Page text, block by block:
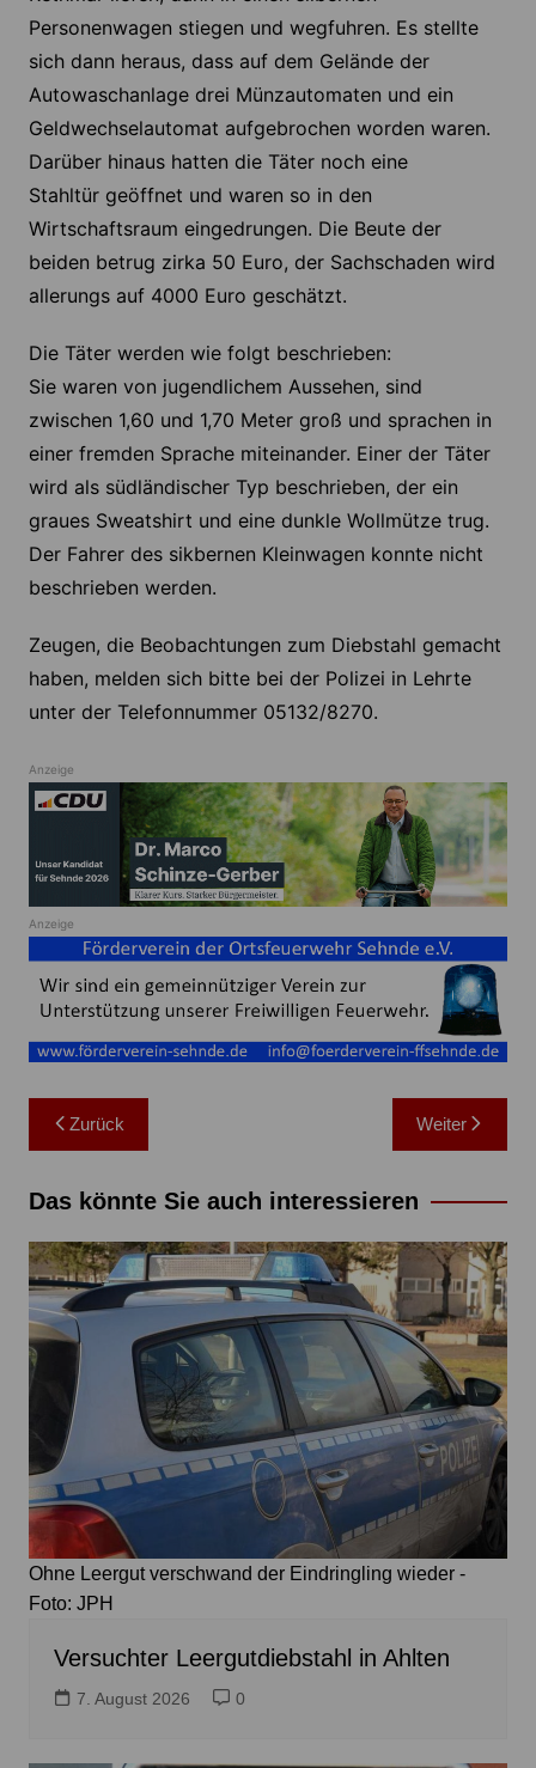
Personenwagen stiegen und wegfuhren. Es stellte
sich dann heraus, dass auf dem Gelände der
Autowaschanlage drei Münzautomaten und ein
Geldwechselautomat aufgebrochen worden waren.
Darüber hinaus hatten die Täter noch eine
Stahltür geöffnet und waren so in den
Wirtschaftsraum eingedrungen. Die Beute der
beiden betrug zirka 50 Euro, der Sachschaden wird
allerungs auf 4000 Euro geschätzt.
Die Täter werden wie folgt beschrieben:
Sie waren von jugendlichem Aussehen, sind
zwischen 1,60 und 1,70 Meter groß und sprachen in
einer fremden Sprache miteinander. Einer der Täter
wird als südländischer Typ beschrieben, der ein
graues Sweatshirt und eine dunkle Wollmütze trug.
Der Fahrer des sikbernen Kleinwagen konnte nicht
beschrieben werden.
Zeugen, die Beobachtungen zum Diebstahl gemacht
haben, melden sich bitte bei der Polizei in Lehrte
unter der Telefonnummer 05132/8270.
Anzeige
Anzeige
Beitragsnavigation
Zurück Weiter
Das könnte Sie auch interessieren
Ohne Leergut verschwand der Eindringling wieder -
Foto: JPH
Versuchter Leergutdiebstahl in Ahlten
7. August 2026 0